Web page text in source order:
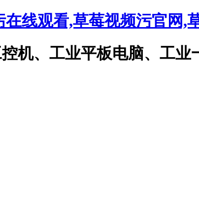
线观看,草莓视频污官网,
、工业平板电脑、工业